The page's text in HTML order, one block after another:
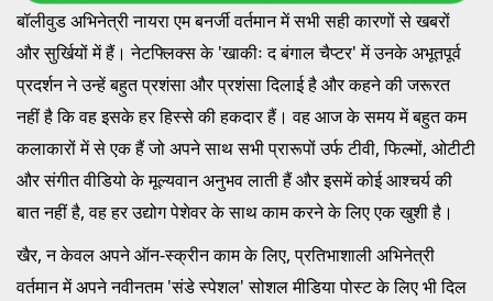
बॉलीवुड अभिनेत्री नायरा एम बनर्जी वर्तमान में सभी सही कारणों से खबरों
और सुर्खियों में हैं। नेटफ्लिक्स के 'खाकीः द बंगाल चैप्टर' में उनके अभूतपूर्व
प्रदर्शन ने उन्हें बहुत प्रशंसा और प्रशंसा दिलाई है और कहने की जरूरत
नहीं है कि वह इसके हर हिस्से की हकदार हैं। वह आज के समय में बहुत कम
कलाकारों में से एक हैं जो अपने साथ सभी प्रारूपों उर्फ टीवी, फिल्मों, ओटीटी
और संगीत वीडियो के मूल्यवान अनुभव लाती हैं और इसमें कोई आश्चर्य की
बात नहीं है, वह हर उद्योग पेशेवर के साथ काम करने के लिए एक खुशी है।
खैर, न केवल अपने ऑन-स्क्रीन काम के लिए, प्रतिभाशाली अभिनेत्री
वर्तमान में अपने नवीनतम 'संडे स्पेशल' सोशल मीडिया पोस्ट के लिए भी दिल